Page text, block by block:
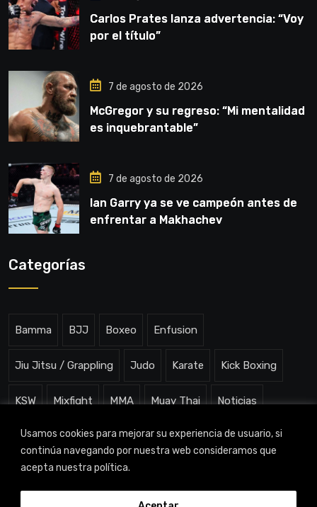
Usamos cookies para mejorar su experiencia de usuario, si
continúa navegando por nuestra web consideramos que
acepta nuestra política.
Carlos Prates lanza advertencia: “Voy
por el título”
7 de agosto de 2026
McGregor y su regreso: “Mi mentalidad
es inquebrantable”
7 de agosto de 2026
Ian Garry ya se ve campeón antes de
enfrentar a Makhachev
Categorías
Bamma BJJ Boxeo Enfusion
Jiu Jitsu / Grappling Judo Karate Kick Boxing
KSW Mixfight MMA Muay Thai Noticias
One ChampionShip Slam Arena Uncategorized